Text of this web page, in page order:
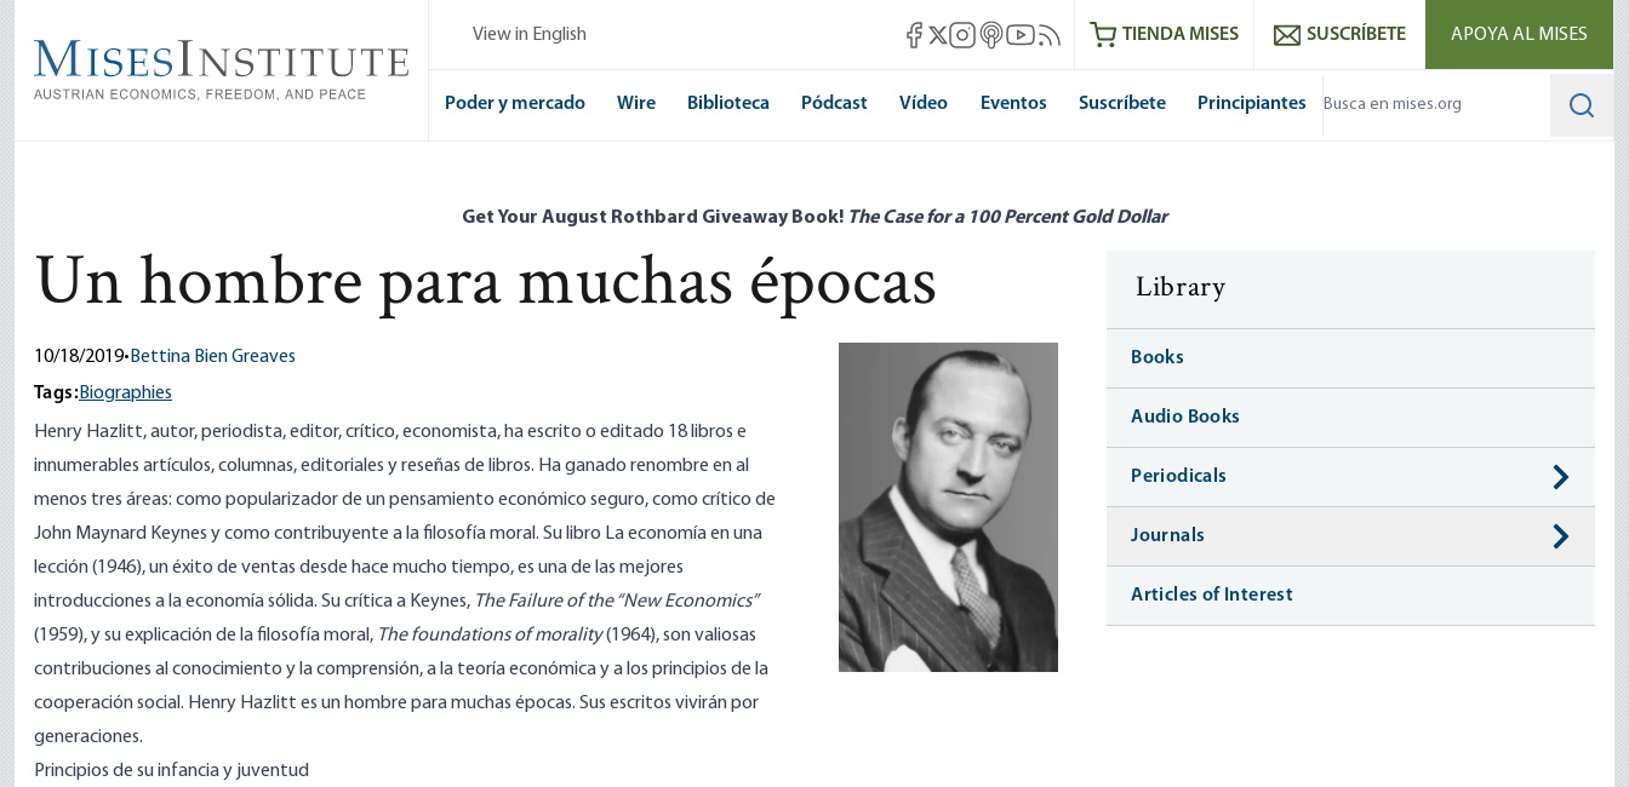
main
content
View in English Mises Facebook
Mises X
Mises Instagram
Mises itunes
Mises Youtube
Mises RSS feedTIENDA MISES SUSCRÍBETE APOYA AL MISES
Poder y mercado Wire Biblioteca Pódcast Vídeo Eventos Suscríbete Principiantes
Get Your August Rothbard Giveaway Book! The Case for a 100 Percent Gold Dollar
Un hombre para muchas épocas
10/18/2019• Bettina Bien Greaves
Tags:Biographies
Henry Hazlitt, autor, periodista, editor, crítico, economista, ha escrito o editado 18 libros e
innumerables artículos, columnas, editoriales y reseñas de libros. Ha ganado renombre en al
menos tres áreas: como popularizador de un pensamiento económico seguro, como crítico de
John Maynard Keynes y como contribuyente a la filosofía moral. Su libro La economía en una
lección (1946), un éxito de ventas desde hace mucho tiempo, es una de las mejores
introducciones a la economía sólida. Su crítica a Keynes, The Failure of the “New Economics”
(1959), y su explicación de la filosofía moral, The foundations of morality(1964), son valiosas
contribuciones al conocimiento y la comprensión, a la teoría económica y a los principios de la
cooperación social. Henry Hazlitt es un hombre para muchas épocas. Sus escritos vivirán por
generaciones.
Principios de su infancia y juventud
Library
Books
Audio Books
Periodicals
Journals
Articles of Interest